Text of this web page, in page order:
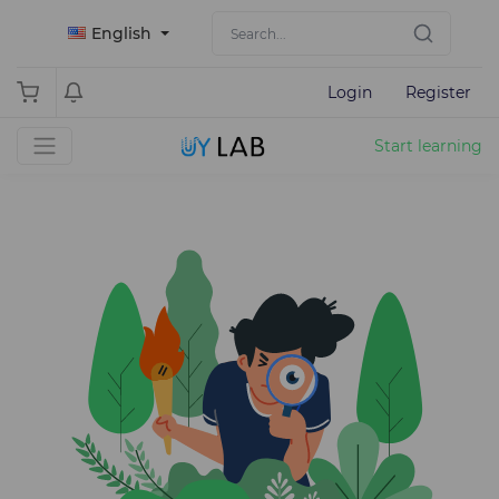
English
Login Register
Start learning